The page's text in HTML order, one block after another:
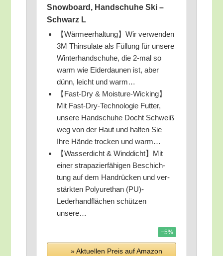
Snow­board, Hand­schu­he Ski –
Schwarz L
【Wärmeerhaltung】Wir ver­wen­den
3M Thin­su­la­te als Fül­lung für unse­re
Win­ter­hand­schu­he, die 2‑mal so
warm wie Eider­dau­nen ist, aber
dünn, leicht und warm…
【Fast-Dry & Moisture-Wicking】
Mit Fast-Dry-Tech­no­lo­gie Fut­ter,
unse­re Hand­schu­he Docht Schweiß
weg von der Haut und hal­ten Sie
Ihre Hän­de tro­cken und warm…
【Was­ser­dicht & Winddicht】Mit
einer stra­pa­zier­fä­hi­gen Beschich­
tung auf dem Hand­rü­cken und ver­
stärk­ten Poly­ure­than (PU)-
Lederhandflächen schüt­zen
unsere…
−5%
» Aktu­el­len Preis auf Ama­zon